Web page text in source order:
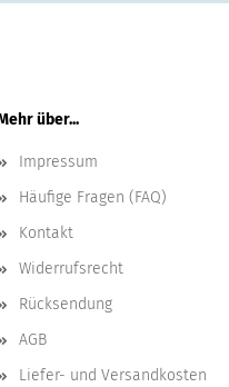
über...
Impressum
Häufige Fragen (FAQ)
Kontakt
Widerrufsrecht
Rücksendung
AGB
Liefer- und Versandkosten